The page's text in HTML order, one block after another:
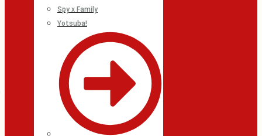
Spy x Family
Yotsuba!